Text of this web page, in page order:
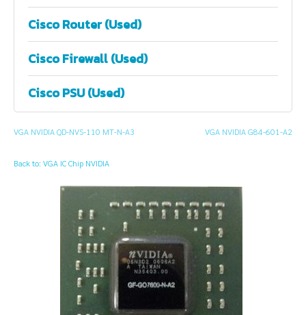
Cisco Router (Used)
Cisco Firewall (Used)
Cisco PSU (Used)
VGA NVIDIA G84-601-A2
VGA NVIDIA QD-NVS-110 MT-N-A3
Back to: VGA IC Chip NVIDIA